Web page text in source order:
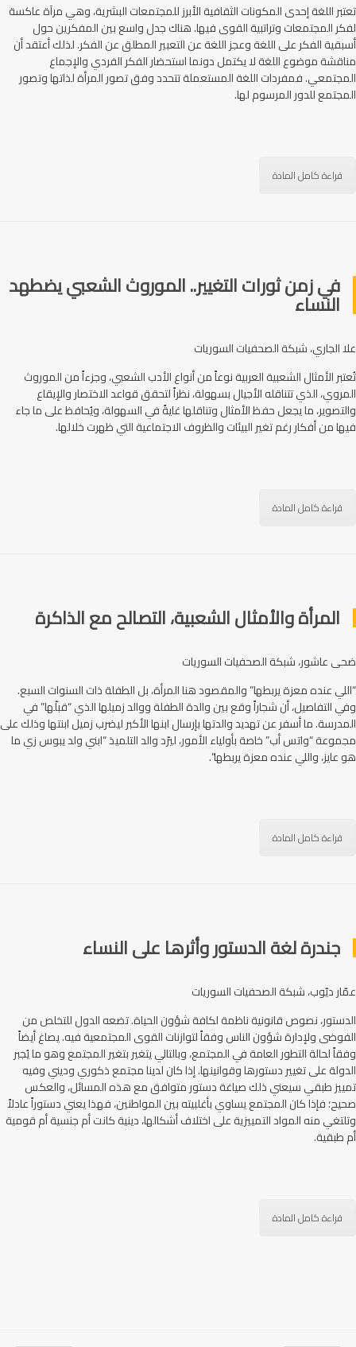
تعتبر اللغة إحدى المكونات الثقافية الأبرز للمجتمعات البشرية، وهي مرآة عاكسة
لفكر المجتمعات وتراتبية القوى فيها. هناك جدل واسع بين المفكرين حول
أسبقية الفكر على اللغة وعجز اللغة عن التعبير المطلق عن الفكر. لذلك أعتقد أن
مناقشة موضوع اللغة لا يكتمل دونما استحضار الفكر الفردي والإجماع
المجتمعي. فمفردات اللغة المستعملة تتحدد وفق تصور المرأة لذاتها وتصور
المجتمع للدور المرسوم لها.
قراءة كامل المادة
في زمن ثورات التغيير.. الموروث الشعبي يضطهد
النساء
علا الجاري، شبكة الصحفيات السوريات
تُعتبر الأمثال الشعبية العربية نوعاً من أنواع الأدب الشعبي، وجزءاً من الموروث
المروي، الذي تتناقله الأجيال بسهولة، نظراً لتحقق قواعد الاختصار والإيقاع
والتصوير، ما يجعل حفظ الأمثال وتناقلها غايةً في السهولة، ويُحافظ على ما جاء
فيها من أفكار رغم تغير البيئات والظروف الاجتماعية التي ظهرت خلالها.
قراءة كامل المادة
المرأة والأمثال الشعبية، التصالح مع الذاكرة
ضحى عاشور، شبكة الصحفيات السوريات
“اللي عنده معزة يربطها” والمقصود هنا المرأة، بل الطفلة ذات السنوات السبع.
وفي التفاصيل، أن شجاراً وقع بين والدة الطفلة ووالد زميلها الذي “قبلّها” في
المدرسة. ما أسفر عن تهديد والدتها بإرسال ابنها الأكبر ليضرب زميل ابنتها وذلك على
مجموعة “واتس أب” خاصة بأولياء الأمور، ليرّد والد التلميذ “ابني ولد يبوس زي ما
هو عايز، واللي عنده معزة يربطها”.
قراءة كامل المادة
جندرة لغة الدستور وأثرها على النساء
عمّار ديّوب، شبكة الصحفيات السوريات
الدستور، نصوص قانونية ناظمة لكافة شؤون الحياة. تضعه الدول للتخلص من
الفوضى ولإدارة شؤون الناس وفقاً لتوازنات القوى المجتمعية فيه. يصاغ أيضاً
وفقاً لحالة التطور العامة في المجتمع، وبالتالي يتغير بتغير المجتمع وهو ما يُجبر
الدولة على تغيير دستورها وقوانينها. إذا كان لدينا مجتمع ذكوري وديني وفيه
تمييز طبقي سيعني ذلك صياغة دستور متوافق مع هذه المسائل، والعكس
صحيح؛ فإذا كان المجتمع يساوي بأغلبيته بين المواطنين، فهذا يعني دستوراً عادلاً
وتلتغي منه المواد التمييزية على اختلاف أشكالها، دينية كانت أم جنسية أم قومية
أم طبقية.
قراءة كامل المادة